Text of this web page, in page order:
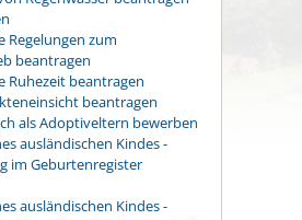
Regelungen zum
beantragen
Ruhezeit beantragen
beantragen
als Adoptiveltern bewerben
ausländischen Kindes -
im Geburtenregister
ausländischen Kindes -